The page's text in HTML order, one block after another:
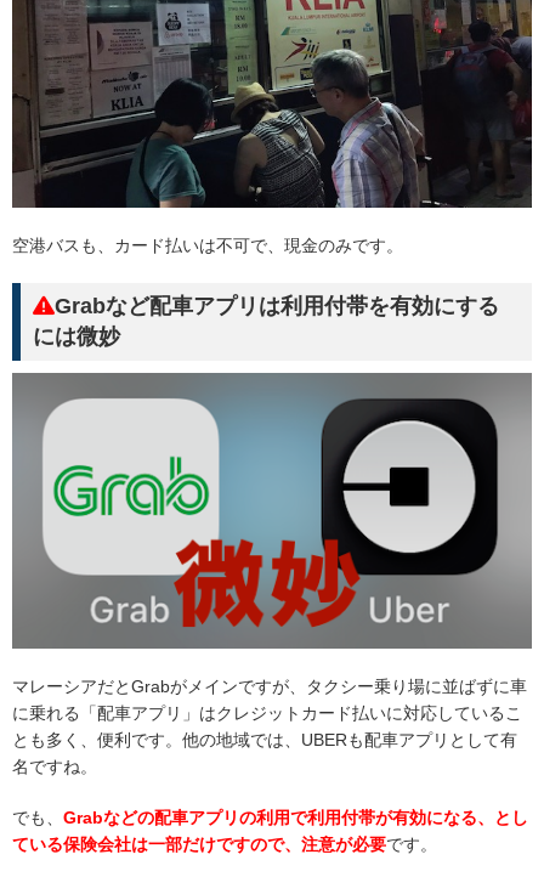
空港バスも、カード払いは不可で、現金のみです。
Grabなど配車アプリは利用付帯を有効にする
には微妙
マレーシアだとGrabがメインですが、タクシー乗り場に並ばずに車
に乗れる「配車アプリ」はクレジットカード払いに対応しているこ
とも多く、便利です。他の地域では、UBERも配車アプリとして有
名ですね。
でも、 Grabなどの配車アプリの利用で利用付帯が有効になる、とし
ている保険会社は一部だけですので、注意が必要です。